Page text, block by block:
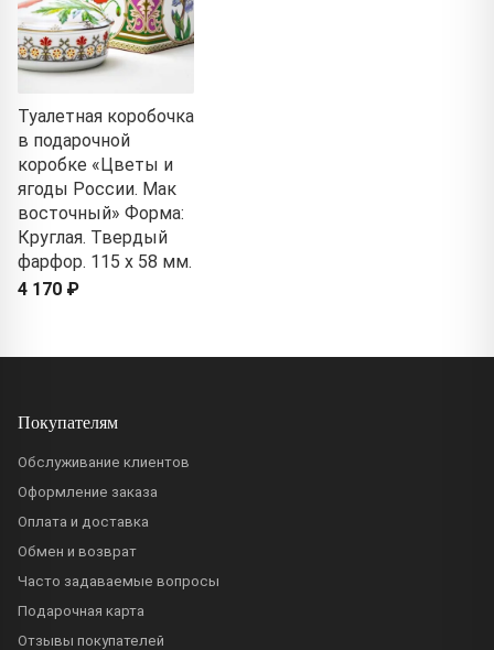
Туалетная коробочка
в подарочной
коробке «Цветы и
ягоды России. Мак
восточный» Форма:
Круглая. Твердый
фарфор. 115 x 58 мм.
4 170 ₽
Покупателям
Обслуживание клиентов
Оформление заказа
Оплата и доставка
Обмен и возврат
Часто задаваемые вопросы
Подарочная карта
Отзывы покупателей